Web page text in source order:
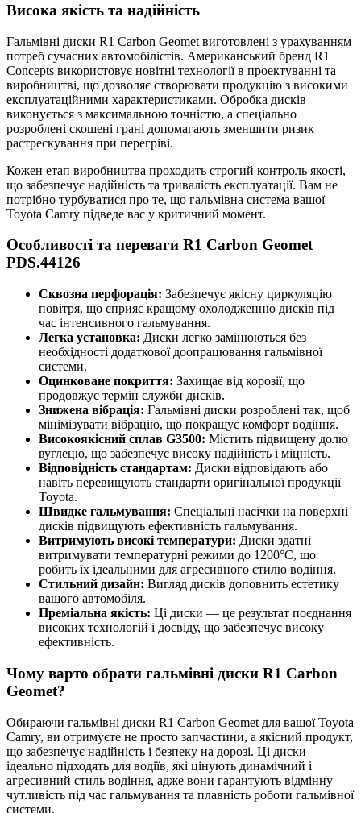
Висока якість та надійність
Гальмівні диски R1 Carbon Geomet виготовлені з урахуванням
потреб сучасних автомобілістів. Американський бренд R1
Concepts використовує новітні технології в проектуванні та
виробництві, що дозволяє створювати продукцію з високими
експлуатаційними характеристиками. Обробка дисків
виконується з максимальною точністю, а спеціально
розроблені скошені грані допомагають зменшити ризик
растрескування при перегріві.
Кожен етап виробництва проходить строгий контроль якості,
що забезпечує надійність та тривалість експлуатації. Вам не
потрібно турбуватися про те, що гальмівна система вашої
Toyota Camry підведе вас у критичний момент.
Особливості та переваги R1 Carbon Geomet
PDS.44126
Сквозна перфорація: Забезпечує якісну циркуляцію
повітря, що сприяє кращому охолодженню дисків під
час інтенсивного гальмування.
Легка установка: Диски легко замінюються без
необхідності додаткової доопрацювання гальмівної
системи.
Оцинковане покриття: Захищає від корозії, що
продовжує термін служби дисків.
Знижена вібрація: Гальмівні диски розроблені так, щоб
мінімізувати вібрацію, що покращує комфорт водіння.
Високоякісний сплав G3500: Містить підвищену долю
вуглецю, що забезпечує високу надійність і міцність.
Відповідність стандартам: Диски відповідають або
навіть перевищують стандарти оригінальної продукції
Toyota.
Швидке гальмування: Спеціальні насічки на поверхні
дисків підвищують ефективність гальмування.
Витримують високі температури: Диски здатні
витримувати температурні режими до 1200°C, що
робить їх ідеальними для агресивного стилю водіння.
Стильний дизайн: Вигляд дисків доповнить естетику
вашого автомобіля.
Преміальна якість: Ці диски — це результат поєднання
високих технологій і досвіду, що забезпечує високу
ефективність.
Чому варто обрати гальмівні диски R1 Carbon
Geomet?
Обираючи гальмівні диски R1 Carbon Geomet для вашої Toyota
Camry, ви отримуєте не просто запчастини, а якісний продукт,
що забезпечує надійність і безпеку на дорозі. Ці диски
ідеально підходять для водіїв, які цінують динамічний і
агресивний стиль водіння, адже вони гарантують відмінну
чутливість під час гальмування та плавність роботи гальмівної
системи.